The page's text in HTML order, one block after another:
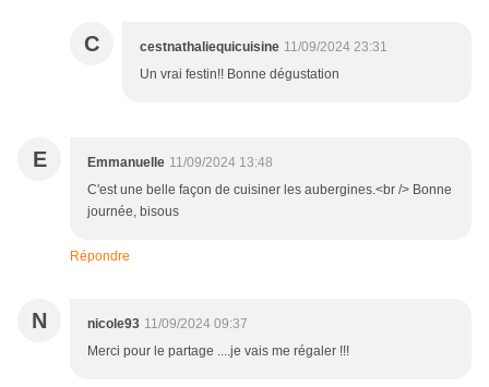
C cestnathaliequicuisine 11/09/2024 23:31
Un vrai festin!! Bonne dégustation
E Emmanuelle 11/09/2024 13:48
C'est une belle façon de cuisiner les aubergines.<br /> Bonne
journée, bisous
Répondre
N nicole93 11/09/2024 09:37
Merci pour le partage ....je vais me régaler !!!